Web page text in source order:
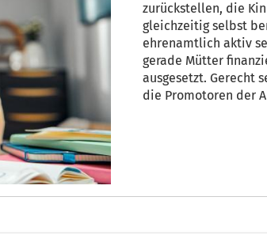
zurückstellen, die
gleichzeitig selbst
ehrenamtlich aktiv
gerade Mütter
ausgesetzt. Gerecht
die Promotoren der